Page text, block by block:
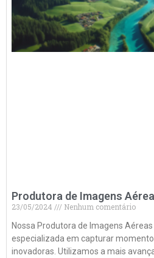
Produtora de Imagens
23/05/2024
Nenhum comentário
Nossa Produtora de Imagens
especializada em capturar
inovadoras. Utilizamos a mais